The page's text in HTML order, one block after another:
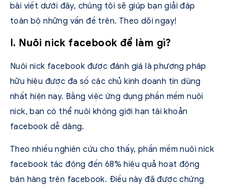
bài viết dưới đây, chúng tôi sẽ giúp bạn giải đáp
toàn bộ những vấn đề trên. Theo dõi ngay!
I. Nuôi nick facebook để làm gì?
Nuôi nick facebook được đánh giá là phương pháp
hữu hiệu được đa số các chủ kinh doanh tin dùng
nhất hiện nay. Bằng việc ứng dụng phần mềm nuôi
nick, bạn có thể nuôi không giới hạn tài khoản
facebook dễ dàng.
Theo nhiều nghiên cứu cho thấy, phần mềm nuôi nick
facebook tác động đến 68% hiệu quả hoạt động
bán hàng trên facebook. Điều này đã được chứng